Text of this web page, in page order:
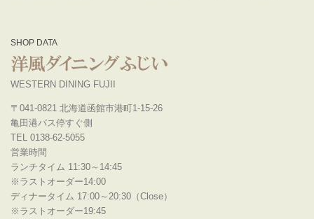
SHOP DATA
WESTERN DINING FUJII
〒041-0821 北海道函館市港町1-15-26
亀田港バス停すぐ側
TEL 0138-62-5055
営業時間
ランチタイム 11:30～14:45
※ラストオーダー14:00
ディナータイム 17:00～20:30（Close）
※ラストオーダー19:45